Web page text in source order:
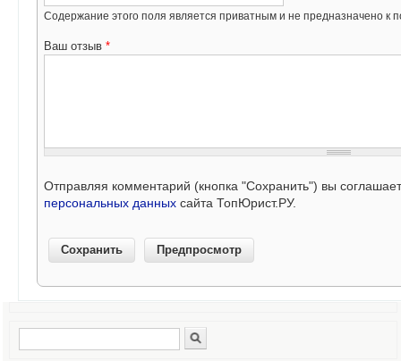
Содержание этого поля является приватным и не предназначено к
Ваш отзыв *
Отправляя комментарий (кнопка "Сохранить") вы
персональных данных сайта ТопЮрист.РУ.
Форма поиска